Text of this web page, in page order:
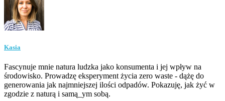
Kasia
Fascynuje mnie natura ludzka jako konsumenta i jej wpływ na
środowisko. Prowadzę eksperyment życia zero waste - dążę do
generowania jak najmniejszej ilości odpadów. Pokazuję, jak żyć w
zgodzie z naturą i samą_ym sobą.